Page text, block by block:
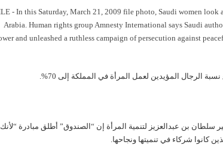
الرجال المؤيدين لعمل المرأة في المملكة إلى 70%.
سلطان بن عبدالعزيز لتنمية المرأة إن “الصندوق” أطلق مبادرة “لأنك
كانوا شركاء في تنميتها ونجاحها.